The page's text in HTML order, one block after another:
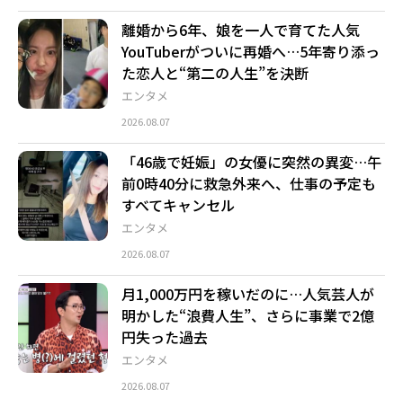
エンタメ
離婚から6年、娘を一人で育てた人気
YouTuberがついに再婚へ…5年寄り添っ
た恋人と“第二の人生”を決断
2026.08.07
エンタメ
「46歳で妊娠」の女優に突然の異変…午
前0時40分に救急外来へ、仕事の予定も
すべてキャンセル
2026.08.07
エンタメ
月1,000万円を稼いだのに…人気芸人が
明かした“浪費人生”、さらに事業で2億
円失った過去
2026.08.07